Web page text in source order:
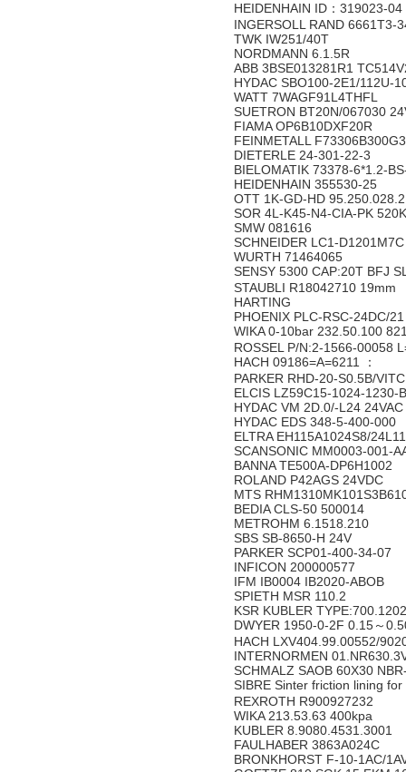
HEIDENHAIN ID：319023-04
INGERSOLL RAND 6661T3-
TWK IW251/40T
NORDMANN 6.1.5R
ABB 3BSE013281R1
HYDAC SBO100-2E1/112U-
WATT 7WAGF91L4THFL
SUETRON BT20N/067030
FIAMA OP6B10DXF20R
FEINMETALL
DIETERLE 24-301-22-3
BIELOMATIK 73378-6*1.2-
HEIDENHAIN 355530-25
OTT 1K-GD-HD
SOR 4L-K45-N4-CIA-PK
SMW 081616
SCHNEIDER LC1-
WURTH 71464065
SENSY 5300 CAP:20T BFJ
STAUBLI R18042710 19mm
HARTING
PHOENIX PLC-RSC-24DC/
WIKA 0-10bar 232.50.100
ROSSEL P/N:2-1566-00058
HACH 09186=A=6211 ：
PARKER RHD-20-S0.5B/
ELCIS LZ59C15-1024-1230-
HYDAC VM 2D.0/-L24
HYDAC EDS 348-5-400-000
ELTRA EH115A1024S8/
SCANSONIC MM0003-001-
BANNA TE500A-DP6H1002
ROLAND P42AGS 24VDC
MTS
BEDIA CLS-50 500014
METROHM 6.1518.210
SBS SB-8650-H 24V
PARKER SCP01-400-34-07
INFICON 200000577
IFM IB0004 IB2020-ABOB
SPIETH MSR 110.2
KSR KUBLER
DWYER 1950-0-2F 0.15～
HACH LXV404.99.00552/
INTERNORMEN
SCHMALZ SAOB 60X30
SIBRE Sinter friction lining
REXROTH R900927232
WIKA 213.53.63 400kpa
KUBLER 8.9080.4531.3001
FAULHABER 3863A024C
BRONKHORST F-10-1AC/